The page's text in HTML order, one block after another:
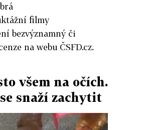
filmy
bezvýznamný či
na webu ČSFD.cz.
všem na očích.
snaží zachytit